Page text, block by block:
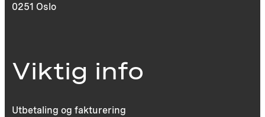
0251 Oslo
Viktig info
Utbetaling og fakturering